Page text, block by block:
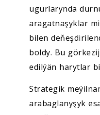
ugurlarynda
aragatnaşyklar
bilen
boldy. Bu
edilýän harytlar
Strategik
arabaglanyşyk